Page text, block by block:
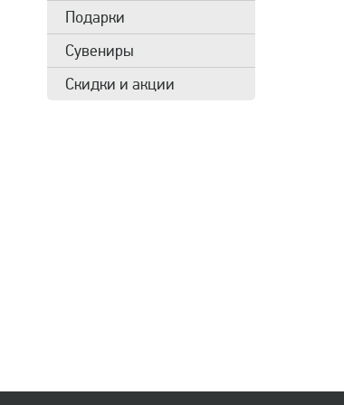
Подарки
Сувениры
Скидки и акции